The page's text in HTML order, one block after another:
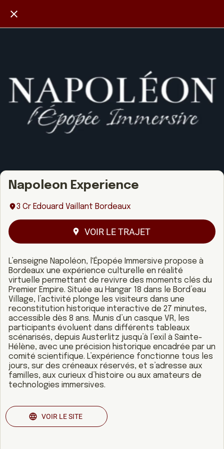
Napoleon Experience
3 Cr Edouard Vaillant Bordeaux
VOIR LE TRAJET
L’enseigne Napoléon, l'Épopée Immersive propose à
Bordeaux une expérience culturelle en réalité
virtuelle permettant de revivre des moments clés du
Premier Empire. Située au Hangar 18 dans le Bord’eau
Village, l’activité plonge les visiteurs dans une
reconstitution historique interactive de 27 minutes,
accessible dès 8 ans. Munis d’un casque VR, les
participants évoluent dans différents tableaux
scénarisés, depuis Austerlitz jusqu’à l’exil à Sainte-
Hélène, avec une précision historique encadrée par un
comité scientifique. L’expérience fonctionne tous les
jours, sur des créneaux réservés, et s’adresse aux
familles, aux curieux d’histoire ou aux amateurs de
technologies immersives.
VOIR LE SITE